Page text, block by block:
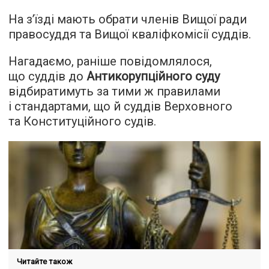
На з’їзді мають обрати членів Вищої ради
правосуддя та Вищої кваліфкомісії суддів.
Нагадаємо, раніше повідомлялося,
що суддів до Антикорупційного суду
відбиратимуть за тими ж правилами
і стандартами, що й суддів Верховного
та Конституційного судів.
Читайте також